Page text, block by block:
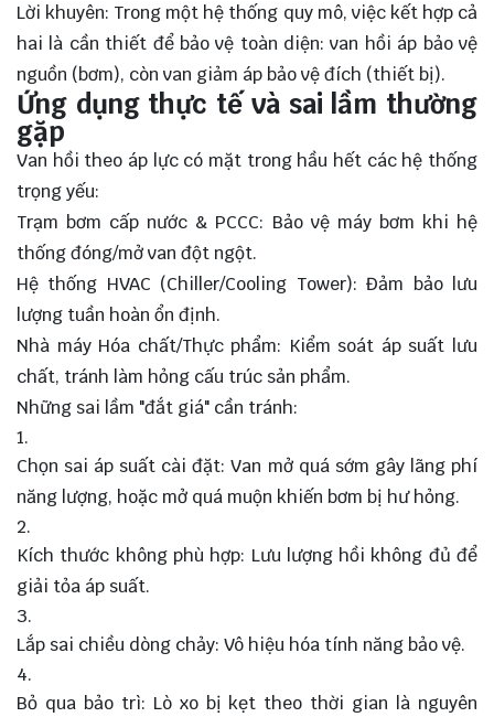
Lời khuyên: Trong một hệ thống quy mô, việc kết hợp cả
hai là cần thiết để bảo vệ toàn diện: van hồi áp bảo vệ
nguồn (bơm), còn van giảm áp bảo vệ đích (thiết bị).
Ứng dụng thực tế và sai lầm thường
gặp
Van hồi theo áp lực có mặt trong hầu hết các hệ thống
trọng yếu:
Trạm bơm cấp nước & PCCC: Bảo vệ máy bơm khi hệ
thống đóng/mở van đột ngột.
Hệ thống HVAC (Chiller/Cooling Tower): Đảm bảo lưu
lượng tuần hoàn ổn định.
Nhà máy Hóa chất/Thực phẩm: Kiểm soát áp suất lưu
chất, tránh làm hỏng cấu trúc sản phẩm.
Những sai lầm "đắt giá" cần tránh:
Chọn sai áp suất cài đặt: Van mở quá sớm gây lãng phí
năng lượng, hoặc mở quá muộn khiến bơm bị hư hỏng.
Kích thước không phù hợp: Lưu lượng hồi không đủ để
giải tỏa áp suất.
Lắp sai chiều dòng chảy: Vô hiệu hóa tính năng bảo vệ.
Bỏ qua bảo trì: Lò xo bị kẹt theo thời gian là nguyên